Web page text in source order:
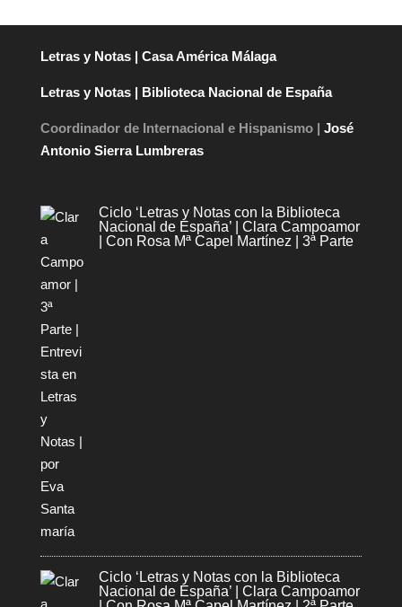
e
b
o
k
s
A
p
p
er p
ar
Letras y Notas | Casa América Málaga
Letras y Notas | Biblioteca Nacional de España
Coordinador de Internacional e Hispanismo | José
Antonio Sierra Lumbreras
Ciclo ‘Letras y Notas con la Biblioteca
Nacional de España’ | Clara Campoamor
| Con Rosa Mª Capel Martínez | 3ª Parte
Ciclo ‘Letras y Notas con la Biblioteca
Nacional de España’ | Clara Campoamor